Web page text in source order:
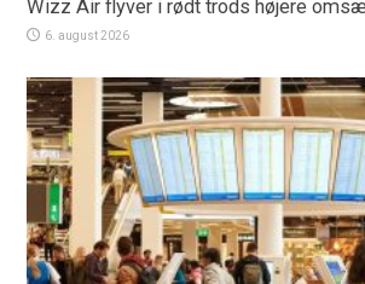
Wizz Air flyver i rødt trods højere
6. august 2026